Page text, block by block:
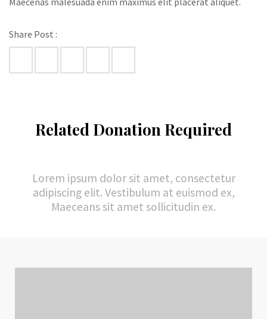
Share Post :
Related Donation Required
Lorem ipsum dolor sit amet, consectetur
adipiscing elit. Vestibulum at euismod ex,
Maeceans sit amet sollicitudin ex.